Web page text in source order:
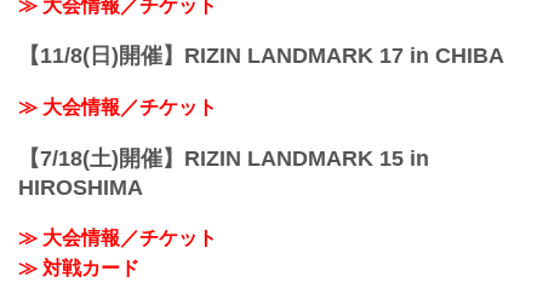
≫ 大会情報／チケット
【11/8(日)開催】RIZIN LANDMARK 17 in CHIBA
≫ 大会情報／チケット
【7/18(土)開催】RIZIN LANDMARK 15 in
HIROSHIMA
≫ 大会情報／チケット
≫ 対戦カード